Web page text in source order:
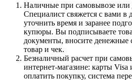
Наличные при самовывозе или
Специалист свяжется с вами в
уточнить время и заранее
купюры. Вы подписываете
документы, вносите денежные
товар и чек.
Безналичный расчет при
интернет-магазине: карты
оплатить покупку, система